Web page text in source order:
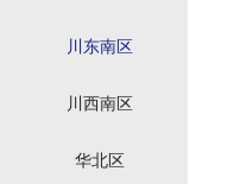
川东南区
川西南区
华北区